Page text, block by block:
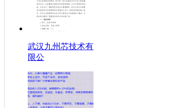
武汉九州芯技术有
限公